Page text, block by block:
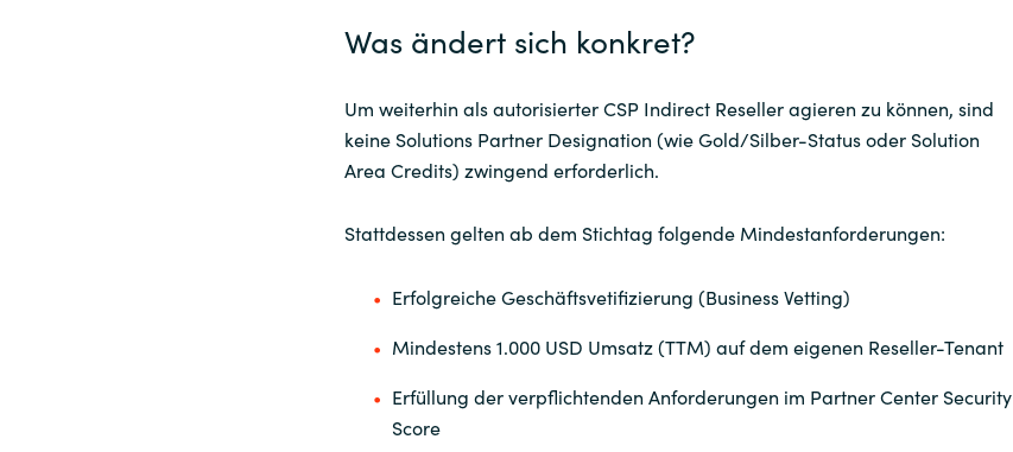
Quest Soft
Snow
Suse
Was ändert sich konkret?
Um weiterhin als autorisierter CSP Indirect Reseller agieren zu können, sind
keine Solutions Partner Designation (wie Gold/Silber-Status oder Solution
Area Credits) zwingend erforderlich.
Stattdessen gelten ab dem Stichtag folgende Mindestanforderungen:
Erfolgreiche Geschäftsvetifizierung (Business Vetting)
Mindestens 1.000 USD Umsatz (TTM) auf dem eigenen Reseller-Tenant
Erfüllung der verpflichtenden Anforderungen im Partner Center Security
Score